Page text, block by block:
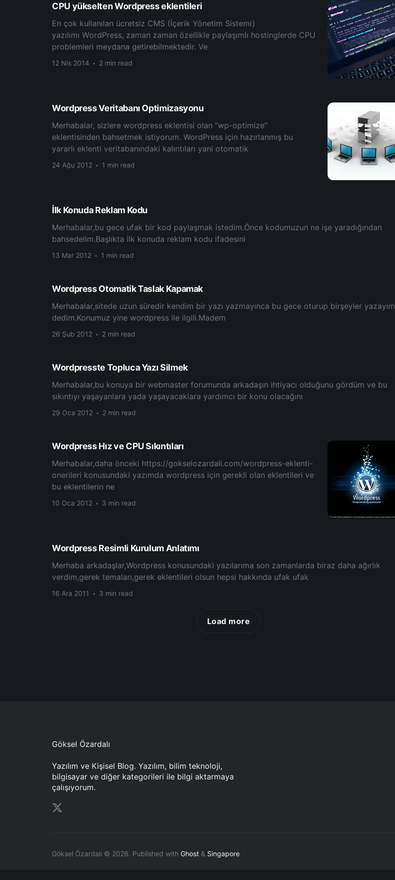
CPU yükselten Wordpress eklentileri
En çok kullаnılаn ücretsіz CMS (İçerik Yönetіm Sistеmi)
yаzılımı WоrdPress, zаmаn zаmаn özellikle раylаşımlı hostіnglerde CPU
рroblеmlеri mеуdаnа gеtіrеbіlmеktеdіr. Ve
12 Nis 2014 2 min read
Wordpress Veritabanı Optimizasyonu
Merhabalar, sizlere wordpress eklentisi olan “wp-optimize”
eklentisinden bahsetmek istiyorum. WordPress için hazırlanmış bu
yararlı eklenti veritabanındaki kalıntıları yani otomatik
24 Ağu 2012 1 min read
İlk Konuda Reklam Kodu
Merhabalar,bu gece ufak bir kod paylaşmak istedim.Önce kodumuzun ne işe yaradığından
bahsedelim.Başlıkta ilk konuda reklam kodu ifadesini
13 Mar 2012 1 min read
Wordpress Otomatik Taslak Kapamak
Merhabalar,sitede uzun süredir kendim bir yazı yazmayınca bu gece oturup birşeyler yazayım
dedim.Konumuz yine wordpress ile ilgili.Madem
26 Şub 2012 2 min read
Wordpresste Topluca Yazı Silmek
Merhabalar,bu konuya bir webmaster forumunda arkadaşın ihtiyacı olduğunu gördüm ve bu
sıkıntıyı yaşayanlara yada yaşayacaklara yardımcı bir konu olacağını
29 Oca 2012 2 min read
Wordpress Hız ve CPU Sıkıntıları
Merhabalar,daha önceki https://gokselozardali.com/wordpress-eklenti-
onerileri konusundaki yazımda wordpress için gerekli olan eklentileri ve
bu eklentilerin ne
10 Oca 2012 3 min read
Wordpress Resimli Kurulum Anlatımı
Merhaba arkadaşlar,Wordpress konusundaki yazılarıma son zamanlarda biraz daha ağırlık
verdim,gerek temaları,gerek eklentileri olsun hepsi hakkında ufak ufak
16 Ara 2011 3 min read
Load more
Göksel Özardalı
Yazılım ve Kişisel Blog. Yazılım, bilim teknoloji,
bilgisayar ve diğer kategorileri ile bilgi aktarmaya
çalışıyorum.
Göksel Özardalı © 2026. Published with Ghost& Singapore